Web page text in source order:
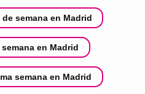
semana en Madrid
en Madrid
semana en Madrid